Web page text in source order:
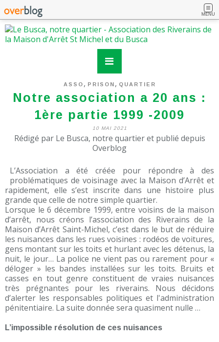
MENU
ASSO , PRISON , QUARTIER
Notre association a 20 ans :
1ère partie 1999 -2009
10 MAI 2021
Rédigé par Le Busca, notre quartier et publié depuis
Overblog
L’Association a été créée pour répondre à des
problématiques de voisinage avec la Maison d’Arrêt et
rapidement, elle s’est inscrite dans une histoire plus
grande que celle de notre simple quartier.
Lorsque le 6 décembre 1999, entre voisins de la maison
d’arrêt, nous créons l’association des Riverains de la
Maison d’Arrêt Saint-Michel, c’est dans le but de réduire
les nuisances dans les rues voisines : rodéos de voitures,
gens montant sur les toits et hurlant avec les détenus, la
nuit, le jour… La police ne vient pas ou rarement pour «
déloger » les bandes installées sur les toits. Bruits et
casses en tout genre constituent de vraies nuisances
très prégnantes pour les riverains. Nous décidons
d’alerter les responsables politiques et l'administration
pénitentiaire. La suite donnée sera quasiment nulle …
L’impossible résolution de ces nuisances